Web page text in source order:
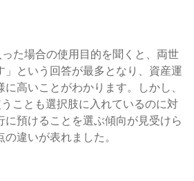
た場合の使用目的を聞くと、両世
」という回答が最多となり、資産運
高いことがわかります。しかし、
ことも選択肢に入れているのに対
に預けることを選ぶ傾向が見受けら
違いが表れました。